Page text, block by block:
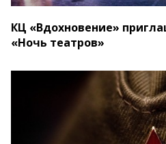
КЦ «Вдохновение»
«Ночь театров»